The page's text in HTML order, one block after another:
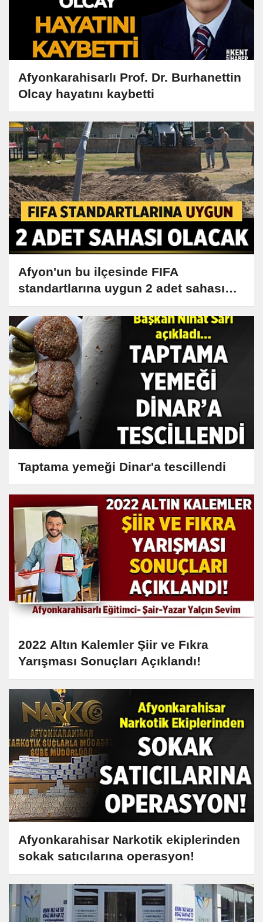
Afyonkarahisarlı Prof. Dr. Burhanettin
Olcay hayatını kaybetti
Afyon'un bu ilçesinde FIFA
standartlarına uygun 2 adet sahası
olacak
Taptama yemeği Dinar'a tescillendi
2022 Altın Kalemler Şiir ve Fıkra
Yarışması Sonuçları Açıklandı!
Afyonkarahisar Narkotik ekiplerinden
sokak satıcılarına operasyon!